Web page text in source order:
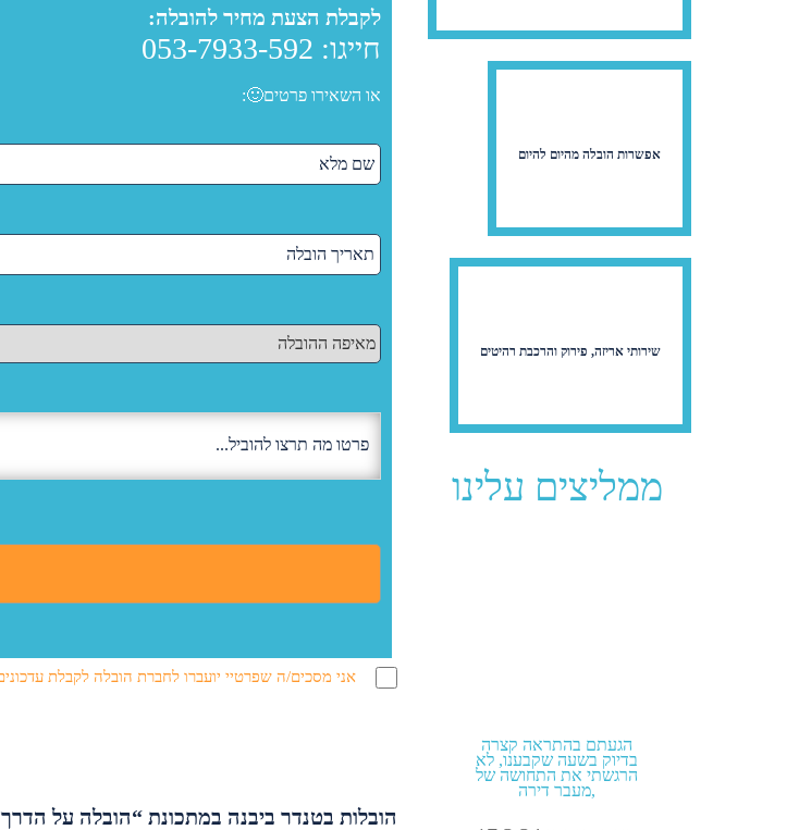
לקבלת הצעת מחיר להובלה:
חייגו: 053-7933-592
או השאירו פרטים🙂:
אני מסכים/ה שפרטיי יועברו לחברת הובלה לקבלת
הובלות בטנדר ביבנה במתכונת “הובלה על
אפשרות הובלה מהיום להיום
שירותי אריזה, פירוק והרכבת רהיטים
ממליצים עלינו
הזמנתי הובלה מהיום להיום
בתוך תל אביב קיבלתי גם